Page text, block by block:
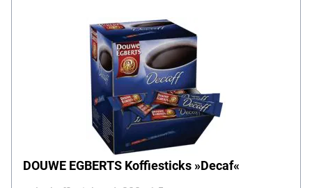
DOUWE EGBERTS Koffiesticks »Decaf«